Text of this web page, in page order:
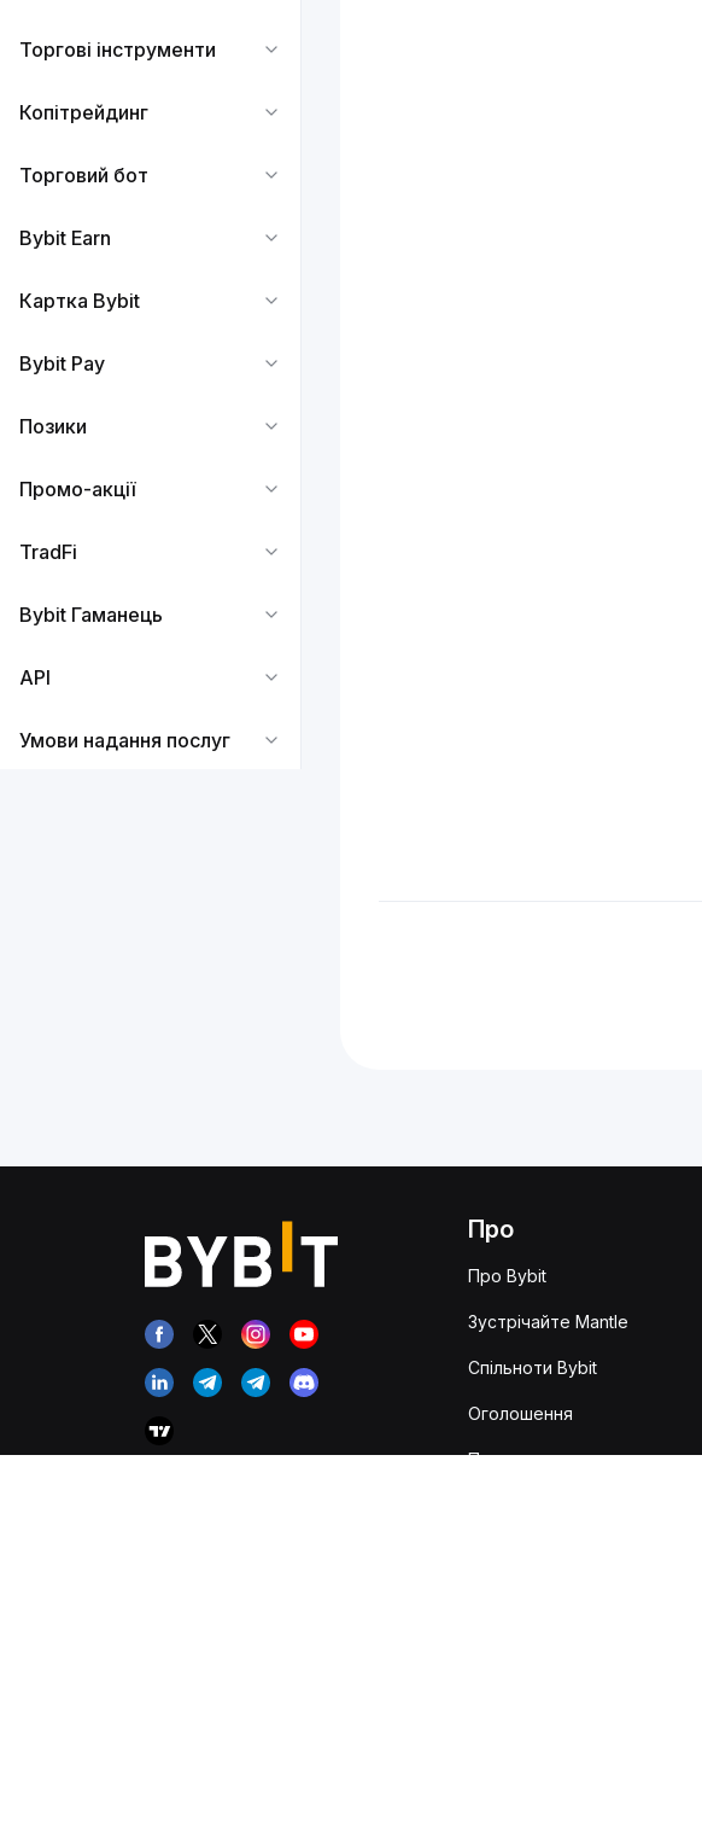
Торгові інструменти
Копітрейдинг
Торговий бот
Bybit Earn
Картка Bybit
Bybit Pay
Позики
Промо-акції
TradFi
Bybit Гаманець
API
Умови надання послуг
Про
Про Bybit
Зустрічайте Mantle
Спільноти Bybit
Оголошення
Попередження